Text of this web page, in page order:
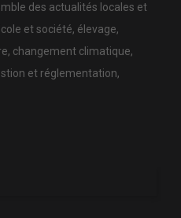
des actualités locales et
et société, élevage,
changement climatique,
et réglementation,